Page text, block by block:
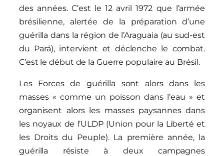
des années. C’est le 12 avril 1972 que l’armée
brésilienne, alertée de la préparation d’une
guérilla dans la région de l’Araguaia (au sud-est
du Pará), intervient et déclenche le combat.
C’est le début de la Guerre populaire au Brésil.
Les Forces de guérilla sont alors dans les
masses « comme un poisson dans l’eau » et
organisent alors les masses paysannes dans
les noyaux de l’ULDP (Union pour la Liberté et
les Droits du Peuple). La première année, la
guérilla résiste à deux campagnes